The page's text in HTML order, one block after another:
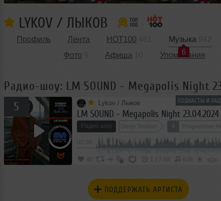
LYKOV / ЛЫКОВ
Профиль Лента HOT100
Музыка
6
Фото
Афиша Упоминания
Радио-шоу: LM SOUND - Megapolis Night
ПОДКАСТЫ И
5 Lykov / Лыков
LM SOUND - Megapolis Night 23.04.2024
Радио-шоу Deep Techno Progressive
1:17:48 638 </>
ПОДДЕРЖАТЬ АРТИСТА